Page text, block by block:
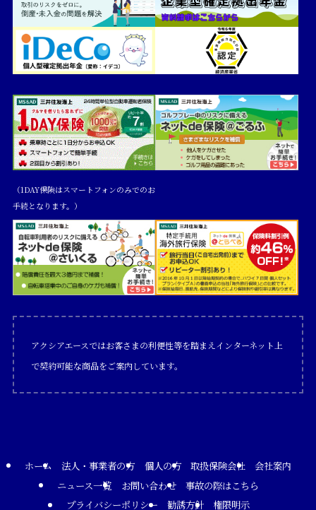
（1DAY保険はスマートフォンのみでのお
手続となります。）
アクシアエースではお客さまの利便性等を踏まえインターネット上
で契約可能な商品をご案内しています。
ホーム 法人・事業者の方 個人の方 取扱保険会社
会社案内
ニュース一覧
お問い合わせ
事故の際はこちら
プライバシーポリシー
勧誘方針 権限明示